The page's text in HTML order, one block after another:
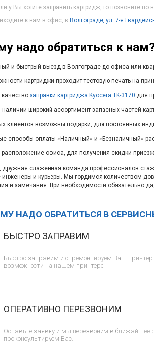
у Вы хотите заправить картридж, то позвоните по
к нам в офис, в Волгограде, ул. 7-я
надо обратиться к нам?
и быстрый выезд в Волгограде до офиса или
картриджи проходит тестовую печать на
заправки картриджа Kyocera TK-3170 для
наличии широкий ассортимент запасных частей
клиентов возможны подарки, для постоянных
способы оплаты «Наличный» и «Безналичный»
офиса, для получения скидки
дружная слаженная команда профессионалов
инженеры и курьеры. Мы гордимся количеством
и замечания. При необходимости обязательно
НАДО ОБРАТИТЬСЯ В
БЫСТРО ЗАПРАВИМ
Быстро заправим и отремонтируем Ваш
возможности на нашем принтере.
ОПЕРАТИВНО ПЕРЕЗВОНИМ
Оставьте заявку и мы перезвоним в ближайшее
проконсультируем Вас.